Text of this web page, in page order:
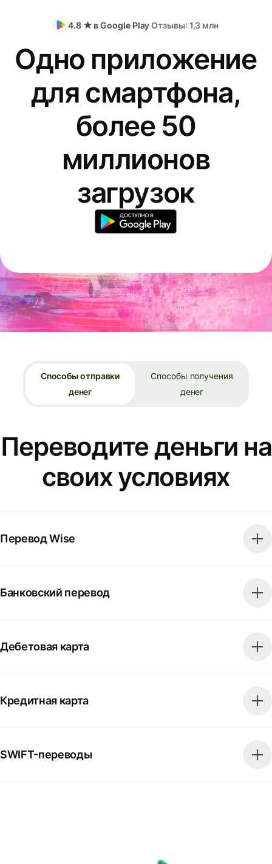
4.8 ★ в Google PlayОтзывы: 1,3 млн
Одно приложение
для смартфона,
более 50
миллионов
загрузок
Способы отправки
денег
Способы получения
денег
Переводите деньги на
своих условиях
Перевод Wise
Банковский перевод
Дебетовая карта
Кредитная карта
SWIFT-переводы